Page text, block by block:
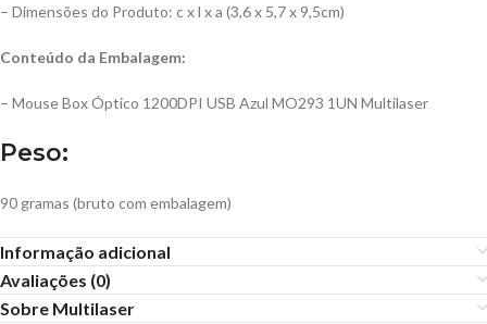
– Dimensões do Produto: c x l x a (3,6 x 5,7 x 9,5cm)
Conteúdo da Embalagem:
– Mouse Box Óptico 1200DPI USB Azul MO293 1UN Multilaser
Peso:
90 gramas (bruto com embalagem)
Informação adicional
Avaliações (0)
Sobre Multilaser